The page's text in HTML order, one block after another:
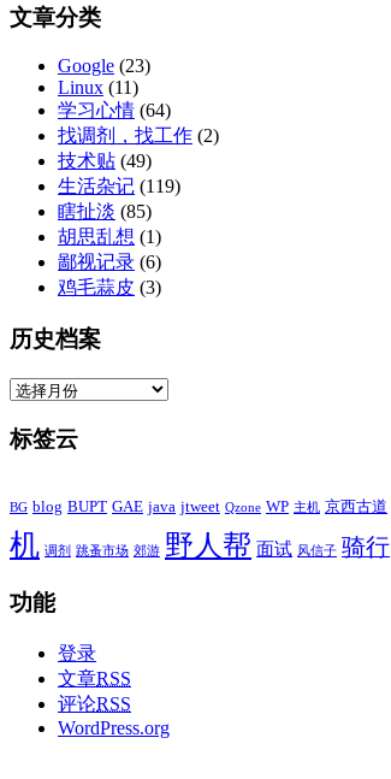
文章分类
Google (23)
Linux (11)
学习心情 (64)
找调剂，找工作 (2)
技术贴 (49)
生活杂记 (119)
瞎扯淡 (85)
胡思乱想 (1)
鄙视记录 (6)
鸡毛蒜皮 (3)
历史档案
标签云
BG blog BUPT GAE java jtweet Qzone WP 主机 京西古道
机 调剂 跳蚤市场 郊游 野人帮 面试 风信子 骑行
功能
登录
文章RSS
评论RSS
WordPress.org